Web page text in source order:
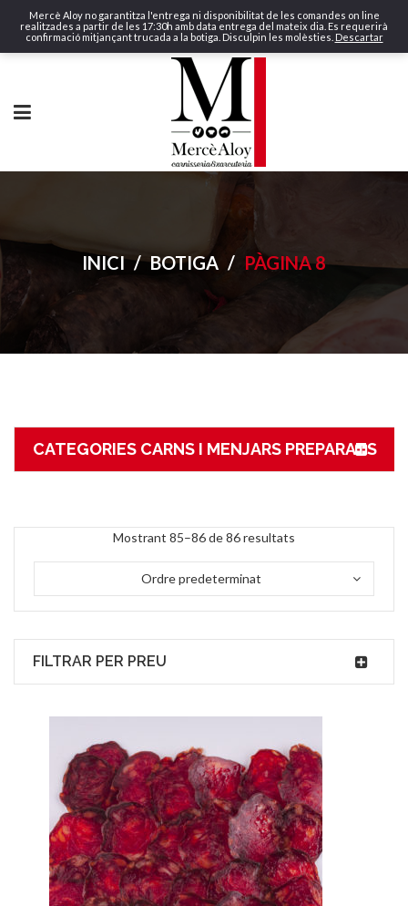
Mercè Aloy no garantitza l'entrega ni disponibilitat de les comandes on line
realitzades a partir de les 17:30h amb data entrega del mateix dia. Es requerirà
confirmació mitjançant trucada a la botiga. Disculpin les molèsties. Descartar
INICI / BOTIGA / PÀGINA 8
CATEGORIES CARNS I MENJARS PREPARATS
Mostrant 85–86 de 86 resultats
Ordre predeterminat
FILTRAR PER PREU